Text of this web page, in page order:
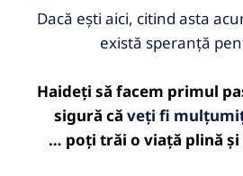
Dacă ești aici, citind asta
există speranță
Haideți să facem primul
sigură că veți fi
… poți trăi o viață plină